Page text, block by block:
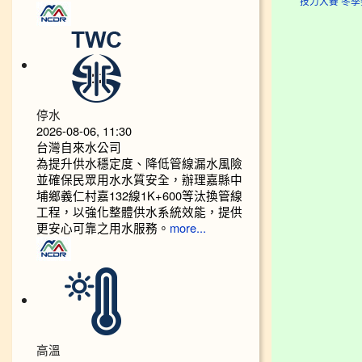
停水
2026-08-06, 11:30
台灣自來水公司
為提升供水穩定度、降低管線漏水風險
並確保民眾用水水質安全，辦理嘉縣中
埔鄉義仁村嘉132線1K+600等汰換管線
工程，以強化整體供水系統效能，提供
更安心可靠之用水服務。 more...
高溫